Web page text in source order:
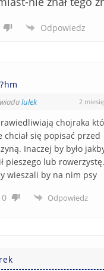
Odpowiedz
?hm
lulek 2
chojraka
chciał się popisać przed
Inaczej by było
pieszego lub
wieszali by na nim psy
0 Odpowiedz